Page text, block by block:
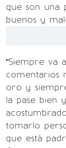
que son una
buenos y
“Siempre va
comentarios
oro y
la pase bien
tomarlo
que está